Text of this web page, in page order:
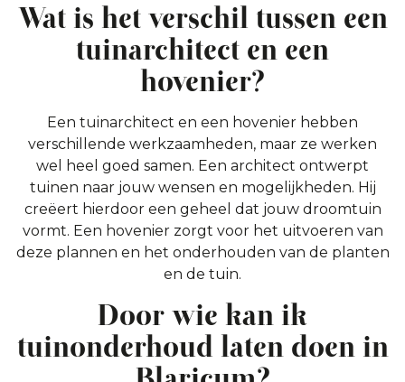
Wat is het verschil tussen een
tuinarchitect en een
hovenier?
Een tuinarchitect en een hovenier hebben
verschillende werkzaamheden, maar ze werken
wel heel goed samen. Een architect ontwerpt
tuinen naar jouw wensen en mogelijkheden. Hij
creëert hierdoor een geheel dat jouw droomtuin
vormt. Een hovenier zorgt voor het uitvoeren van
deze plannen en het onderhouden van de planten
en de tuin.
Door wie kan ik
tuinonderhoud laten doen in